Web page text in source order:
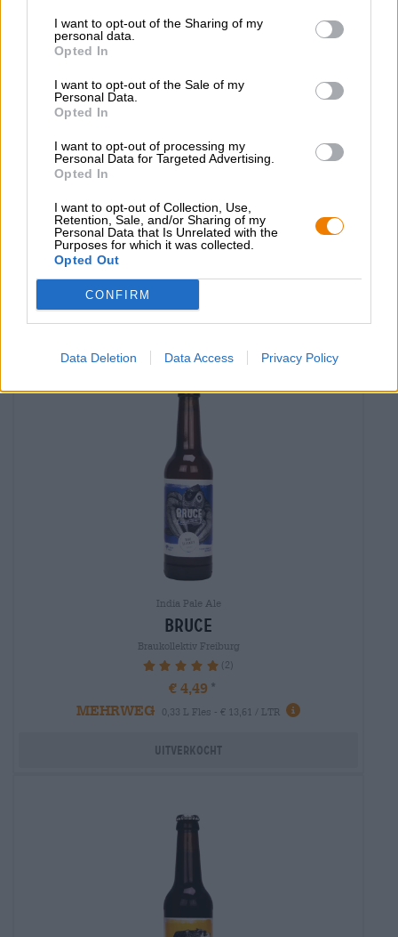
I want to opt-out of the Sharing of my
personal data.
Opted In
I want to opt-out of the Sale of my
Personal Data.
Opted In
I want to opt-out of processing my
Personal Data for Targeted Advertising.
Opted In
I want to opt-out of Collection, Use,
Retention, Sale, and/or Sharing of my
Personal Data that Is Unrelated with the
Purposes for which it was collected.
Opted Out
CONFIRM
Data Deletion Data Access Privacy Policy
Braukollektiv Freiburg
100% (2)
€ 4,29
MEHRWEG
0,33 L Fles - € 13,00 / LTR
India Pale Ale
bruce
Braukollektiv Freiburg
100% (2)
€ 4,49
MEHRWEG
0,33 L Fles - € 13,61 / LTR
Uitverkocht